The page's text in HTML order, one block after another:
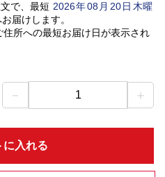
で、最短 2026年08 月 20日木曜
届けします。
所への最短お届け日が表示され
－ 1 ＋
に入れる